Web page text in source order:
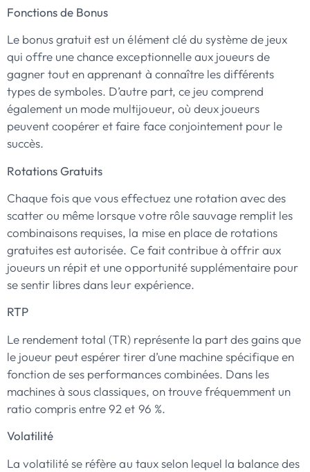
Fonctions de Bonus
Le bonus gratuit est un élément clé du système de jeux
qui offre une chance exceptionnelle aux joueurs de
gagner tout en apprenant à connaître les différents
types de symboles. D’autre part, ce jeu comprend
également un mode multijoueur, où deux joueurs
peuvent coopérer et faire face conjointement pour le
succès.
Rotations Gratuits
Chaque fois que vous effectuez une rotation avec des
scatter ou même lorsque votre rôle sauvage remplit les
combinaisons requises, la mise en place de rotations
gratuites est autorisée. Ce fait contribue à offrir aux
joueurs un répit et une opportunité supplémentaire pour
se sentir libres dans leur expérience.
RTP
Le rendement total (TR) représente la part des gains que
le joueur peut espérer tirer d’une machine spécifique en
fonction de ses performances combinées. Dans les
machines à sous classiques, on trouve fréquemment un
ratio compris entre 92 et 96 %.
Volatilité
La volatilité se réfère au taux selon lequel la balance des